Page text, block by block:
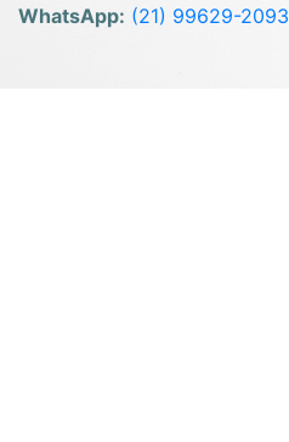
WhatsApp: (21) 99629-2093